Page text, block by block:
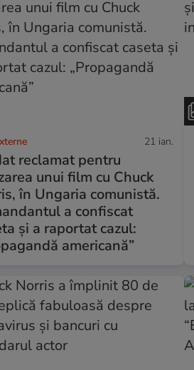
21 ian.
reclamat pentru
unui film cu Chuck
în Ungaria comunistă.
a confiscat
și a raportat cazul:
americană”